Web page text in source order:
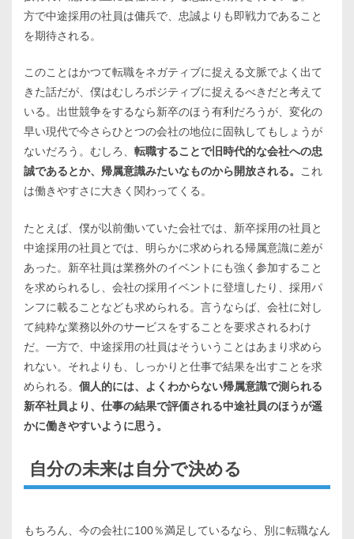
方で中途採用の社員は傭兵で、忠誠よりも即戦力であること
を期待される。
このことはかつて転職をネガティブに捉える文脈でよく出て
きた話だが、僕はむしろポジティブに捉えるべきだと考えて
いる。出世競争をするなら新卒のほう有利だろうが、変化の
早い現代で今さらひとつの会社の地位に固執してもしょうが
ないだろう。むしろ、 転職することで旧時代的な会社への忠
誠であるとか、帰属意識みたいなものから開放される。
これ
は働きやすさに大きく関わってくる。
たとえば、僕が以前働いていた会社では、新卒採用の社員と
中途採用の社員とでは、明らかに求められる帰属意識に差が
あった。新卒社員は業務外のイベントにも強く参加すること
を求められるし、会社の採用イベントに登壇したり、採用パ
ンフに載ることなども求められる。言うならば、会社に対し
て純粋な業務以外のサービスをすることを要求されるわけ
だ。一方で、中途採用の社員はそういうことはあまり求めら
れない。それよりも、しっかりと仕事で結果を出すことを求
められる。 個人的には、よくわからない帰属意識で測られる
新卒社員より、仕事の結果で評価される中途社員のほうが遥
かに働きやすいように思う。
自分の未来は自分で決める
もちろん、今の会社に100％満足しているなら、別に転職なん